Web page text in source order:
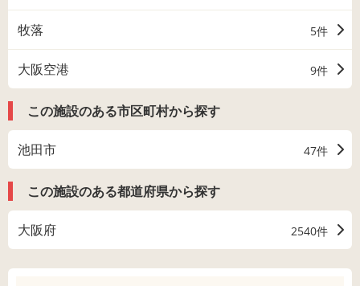
牧落 5件
大阪空港 9件
この施設のある市区町村から探す
池田市 47件
この施設のある都道府県から探す
大阪府 2540件